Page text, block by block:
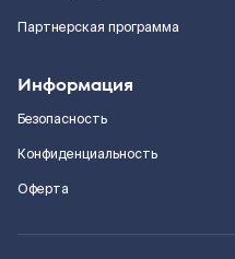
Партнерская программа
Информация
Безопасность
Конфиденциальность
Оферта